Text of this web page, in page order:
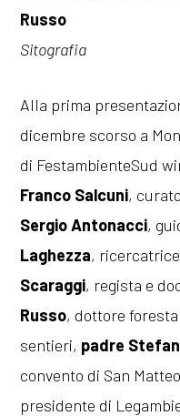
Russo
Sitografia
Alla prima
dicembre scorso a
di FestambienteSud
Franco Salcuni,
Sergio Antonacci,
Laghezza,
Scaraggi, regista e
Russo, dottore
sentieri, padre
convento di San
presidente di